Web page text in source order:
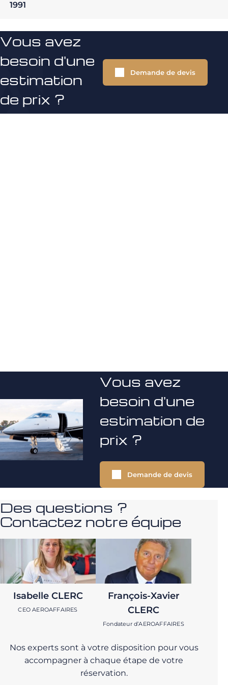
1991
Vous avez
besoin d'une
estimation
de prix ?
Demande de devis
Vous avez
besoin d'une
estimation de
prix ?
Demande de devis
Des questions ?
Contactez notre équipe
Isabelle CLERC
CEO AEROAFFAIRES
François-Xavier
CLERC
Fondateur d’AEROAFFAIRES
Nos experts sont à votre disposition pour vous
accompagner à chaque étape de votre
réservation.